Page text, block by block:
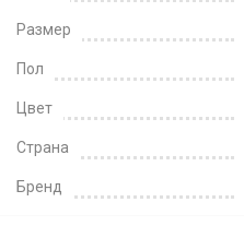
Размер
Пол
Цвет
Страна
Бренд